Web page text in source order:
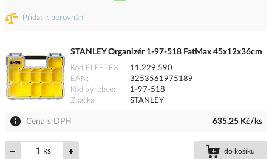
Přidat k porovnání
STANLEY Organizér 1-97-518 FatMax 45x12x36cm
Kód ELFETEX
11.229.590
EAN
3253561975189
Kód výrobce
1-97-518
Značka
STANLEY
Cena s DPH 635,25 Kč/ks
ks do košíku